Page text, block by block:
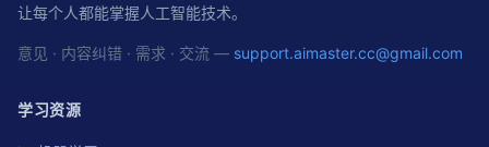
让每个人都能掌握人工智能技术。
意见 · 内容纠错 · 需求 · 交流 — support.aimaster.cc@gmail.com
学习资源